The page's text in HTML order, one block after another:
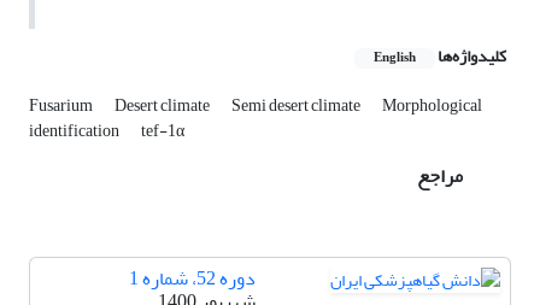
کلیدواژه‌ها English
Fusarium Desert climate Semi desert climate Morphological
identification tef-1α
مراجع
دوره 52، شماره 1